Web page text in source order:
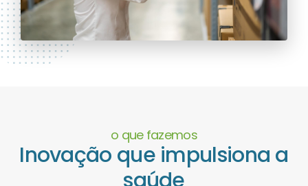
o que fazemos
Inovação que impulsiona a